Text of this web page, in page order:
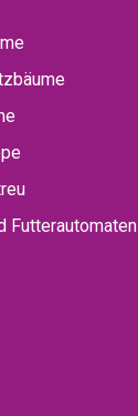
Futterautomaten